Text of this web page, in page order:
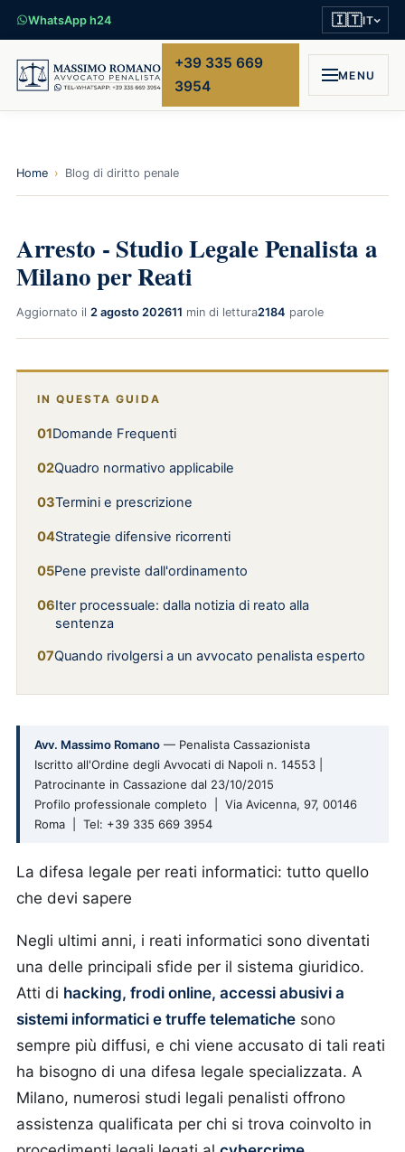
WhatsApp h24 🇮🇹IT
+39 335 669
3954
MENU
Home › Blog di diritto penale
Arresto - Studio Legale Penalista a
Milano per Reati
Aggiornato il 2 agosto 202611 min di lettura2184 parole
IN QUESTA GUIDA
Domande Frequenti
Quadro normativo applicabile
Termini e prescrizione
Strategie difensive ricorrenti
Pene previste dall'ordinamento
Iter processuale: dalla notizia di reato alla
sentenza
Quando rivolgersi a un avvocato penalista esperto
Avv. Massimo Romano — Penalista Cassazionista
Iscritto all'Ordine degli Avvocati di Napoli n. 14553 |
Patrocinante in Cassazione dal 23/10/2015
Profilo professionale completo | Via Avicenna, 97, 00146
Roma | Tel: +39 335 669 3954
La difesa legale per reati informatici: tutto quello
che devi sapere
Negli ultimi anni, i reati informatici sono diventati
una delle principali sfide per il sistema giuridico.
Atti di hacking, frodi online, accessi abusivi a
sistemi informatici e truffe telematiche sono
sempre più diffusi, e chi viene accusato di tali reati
ha bisogno di una difesa legale specializzata. A
Milano, numerosi studi legali penalisti offrono
assistenza qualificata per chi si trova coinvolto in